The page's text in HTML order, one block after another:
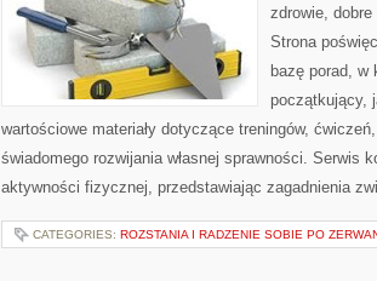
zdrowie,
Strona
bazę porad, w
początkujący,
wartościowe materiały dotyczące treningów,
świadomego rozwijania własnej sprawności. Serwis
aktywności fizycznej, przedstawiając zagadnienia
CATEGORIES: ROZSTANIA I RADZENIE SOBIE PO